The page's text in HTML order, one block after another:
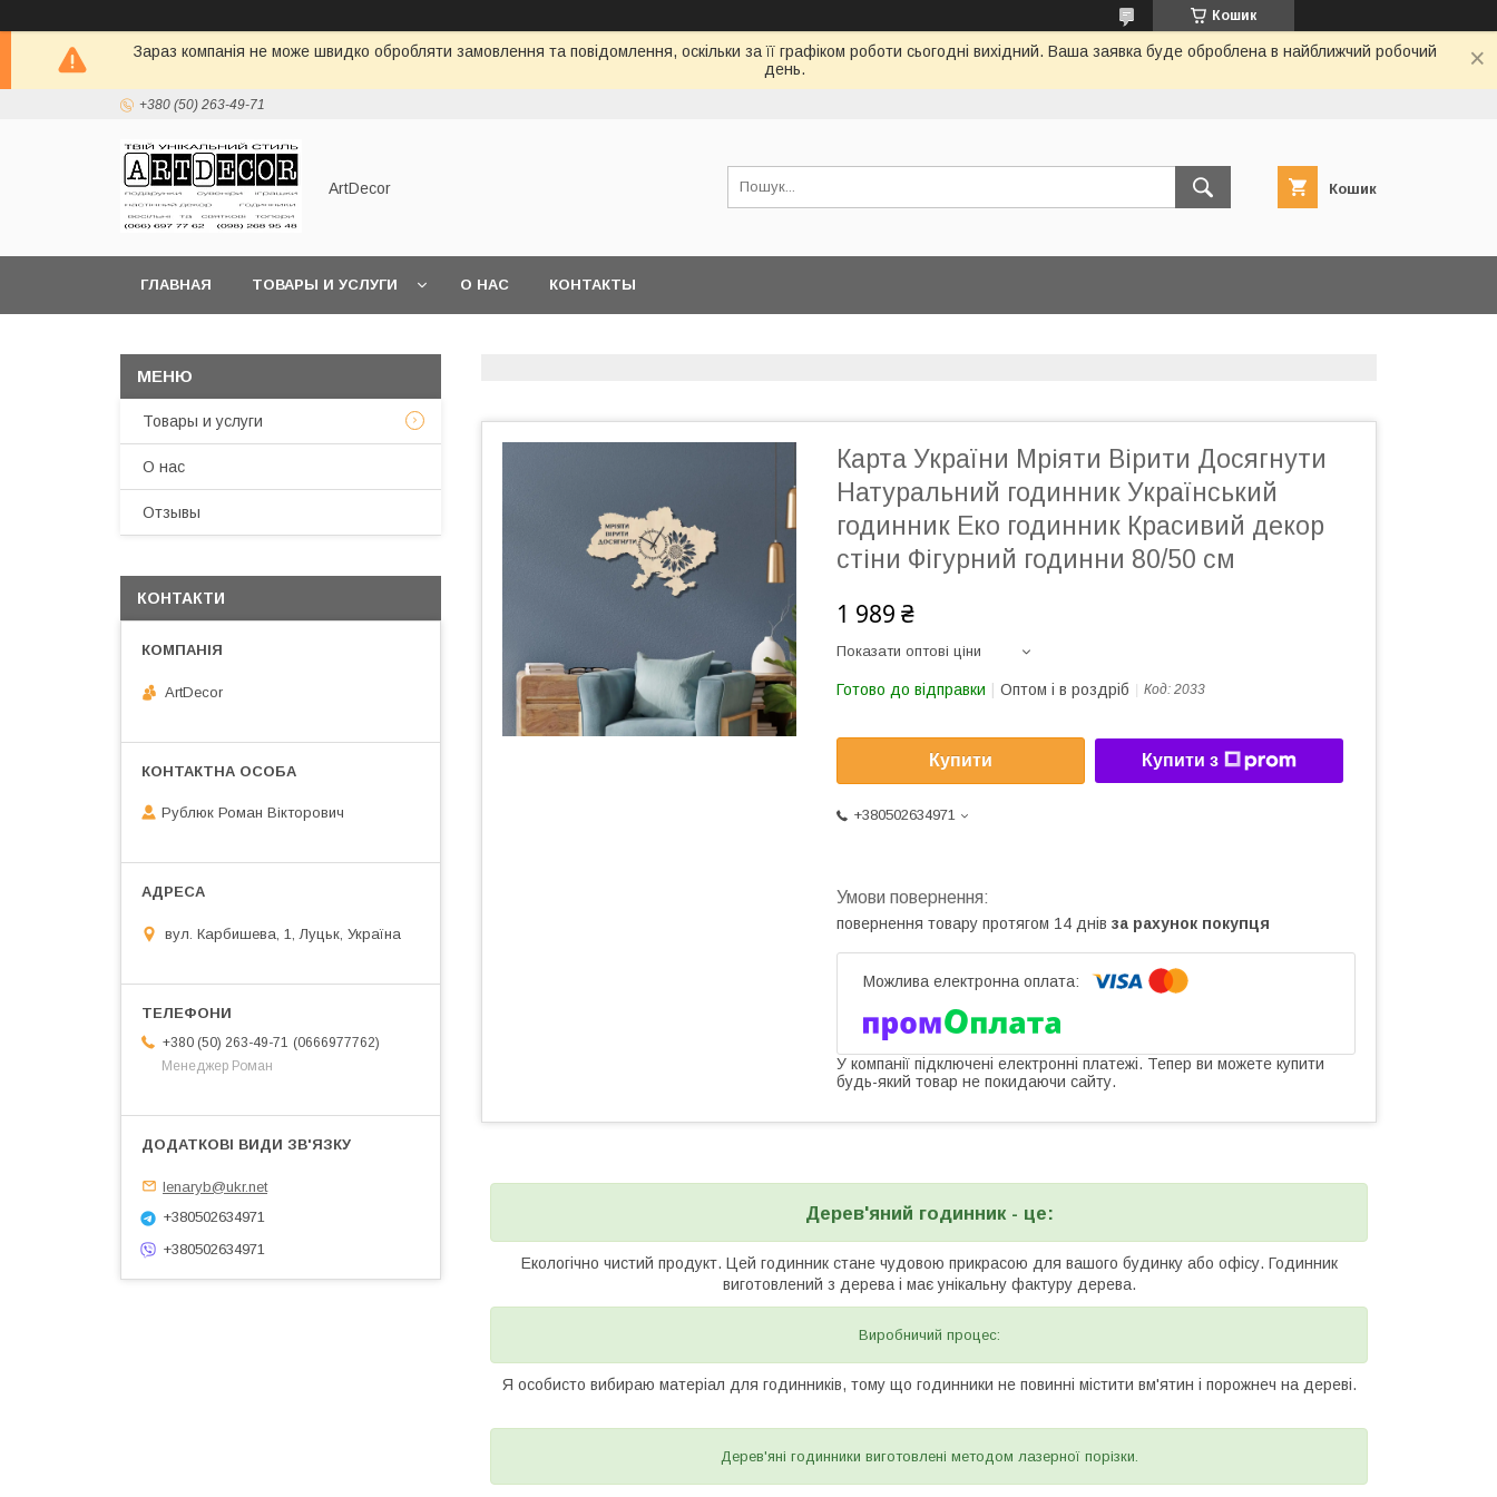
Кошик
Зараз компанія не може швидко обробляти замовлення та повідомлення, оскільки за її графіком роботи сьогодні вихідний. Ваша заявка буде оброблена в найближчий робочий
день.
+380 (50) 263-49-71
ArtDecor Кошик
ГЛАВНАЯ ТОВАРЫ И УСЛУГИ О НАС КОНТАКТЫ
Карта України Мріяти Вірити Досягнути
Натуральний годинник Український
годинник Еко годинник Красивий декор
стіни Фігурний годинни 80/50 см
1 989 ₴
Показати оптові ціни
Готово до відправки Оптом і в роздріб Код: 2033
Купити Купити з
+380502634971
повернення товару протягом 14 днів за рахунок покупця
У компанії підключені електронні платежі. Тепер ви можете купити
будь-який товар не покидаючи сайту.
Дерев'яний годинник - це:
Екологічно чистий продукт. Цей годинник стане чудовою прикрасою для вашого будинку або офісу. Годинник
виготовлений з дерева і має унікальну фактуру дерева.
Виробничий процес:
Я особисто вибираю матеріал для годинників, тому що годинники не повинні містити вм'ятин і порожнеч на дереві.
Дерев'яні годинники виготовлені методом лазерної порізки.
Товары и услуги
О нас
Отзывы
КОНТАКТИ
ArtDecor
Рублюк Роман Вікторович
вул. Карбишева, 1, Луцьк, Україна
+380 (50) 263-49-71
0666977762
Менеджер Роман
lenaryb@ukr.net
+380502634971
+380502634971